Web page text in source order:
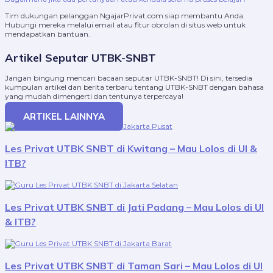
Tim dukungan pelanggan NgajarPrivat.com siap membantu Anda.
Hubungi mereka melalui email atau fitur obrolan di situs web untuk
mendapatkan bantuan.
Artikel Seputar UTBK-SNBT
Jangan bingung mencari bacaan seputar UTBK-SNBT! Di sini, tersedia
kumpulan artikel dan berita terbaru tentang UTBK-SNBT dengan bahasa
yang mudah dimengerti dan tentunya terpercaya!
ARTIKEL LAINNYA
Les Privat UTBK SNBT di Kwitang – Mau Lolos di UI &
ITB?
Les Privat UTBK SNBT di Jati Padang – Mau Lolos di UI
& ITB?
Les Privat UTBK SNBT di Taman Sari – Mau Lolos di UI